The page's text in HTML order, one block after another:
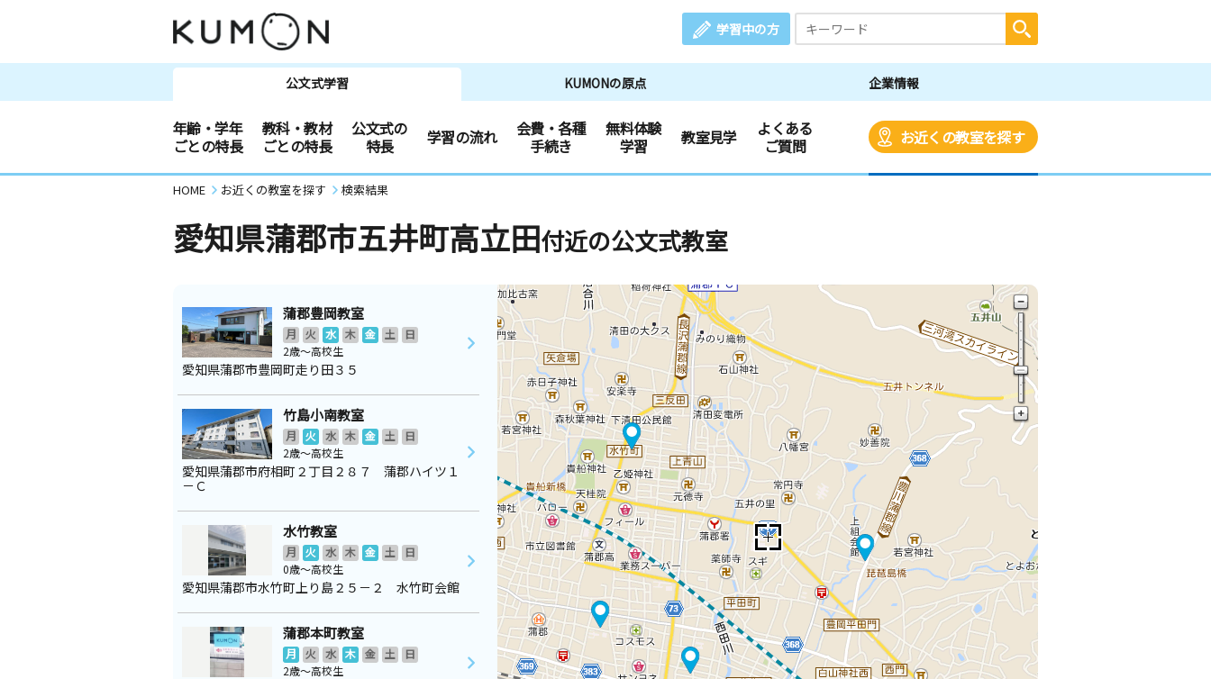
学習中の方
公文式学習 KUMONの原点 企業情報
年齢・学年
ごとの特長
教科・教材
ごとの特長
公文式の
特長
学習の流れ
会費・各種
手続き
無料体験
学習
教室見学
よくある
ご質問
お近くの教室を探す
HOME お近くの教室を探す 検索結果
愛知県蒲郡市五井町高立田付近の公文式教室
蒲郡豊岡教室
月 火 水 木 金 土
日
2歳～高校生
愛知県蒲郡市豊岡町走り田３５
竹島小南教室
月 火 水 木 金 土
日
2歳～高校生
愛知県蒲郡市府相町２丁目２８７ 蒲郡ハイツ１
－Ｃ
水竹教室
月 火 水 木 金 土
日
0歳～高校生
愛知県蒲郡市水竹町上り島２５－２ 水竹町会館
蒲郡本町教室
月 火 水 木 金 土
日
2歳～高校生